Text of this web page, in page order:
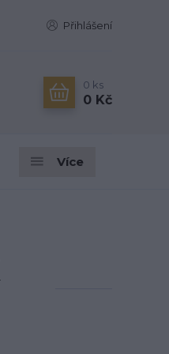
Přihlášení
0 ks
0 Kč
Více